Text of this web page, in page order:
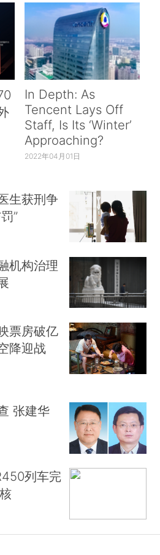
In Depth: As
Tencent Lays Off
Staff, Is Its ‘Winter’
Approaching?
2022年04月01日
生获刑争
”
机构治理
票房破亿
降迎战
张建华
列车完